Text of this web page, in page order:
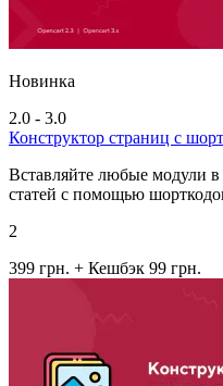
Новинка
2.0 - 3.0
Конструктор страниц с
Вставляйте любые модули в
статей с помощью
2
399 грн. + Кешбэк 99 грн.